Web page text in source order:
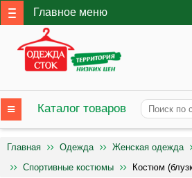
Главное меню
Каталог товаров
Главная Одежда Женская одежда
Спортивные костюмы
Костюм